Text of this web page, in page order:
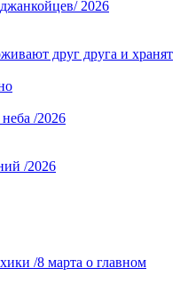
2026
друг друга и хранят
/2026
/2026
/8 марта о главном